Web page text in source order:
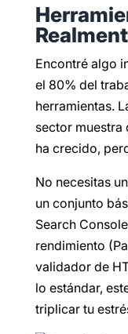
Encontré algo
el 80% del
herramientas.
sector muestra
ha crecido,
No necesitas
un conjunto
Search
rendimiento
validador de
lo estándar,
triplicar tu